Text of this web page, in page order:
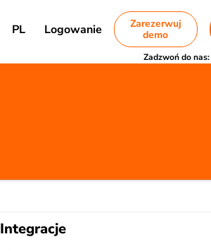
PL Logowanie
Zarezerwuj
demo
Zadzwoń do nas:
Integracje